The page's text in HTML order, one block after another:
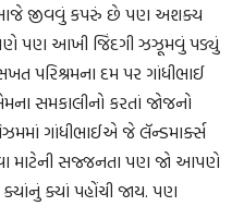
આજે જીવવું કપરું છે પણ અશક્ય
પણ આખી જિંદગી ઝઝૂમવું પડ્યું
પરિશ્રમના દમ પર ગાંધીભાઈ
સમકાલીનો કરતાં જોજનો
ગાંધીભાઈએ જે લૅન્ડમાર્ક્સ
માટેની સજ્જનતા પણ જો આપણે
ક્યાં પહોંચી જાય. પણ